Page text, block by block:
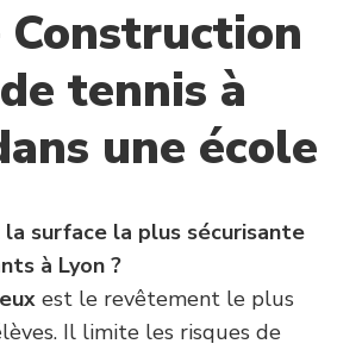
Construction
tennis à
une école
surface la plus sécurisante
à Lyon ?
est le revêtement le plus
Il limite les risques de